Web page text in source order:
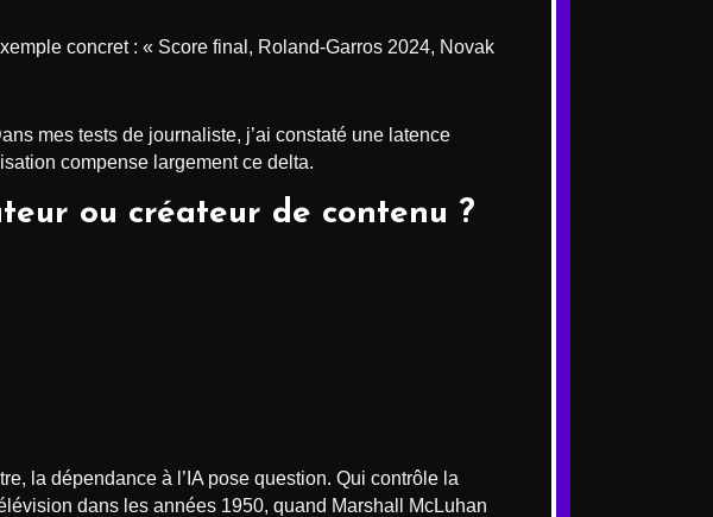
concret : « Score final, Roland-Garros 2024, Novak
mes tests de journaliste, j’ai constaté une latence
compense largement ce delta.
ou créateur de contenu ?
la dépendance à l’IA pose question. Qui contrôle la
dans les années 1950, quand Marshall McLuhan